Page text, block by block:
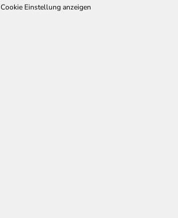
Cookie Einstellung anzeigen